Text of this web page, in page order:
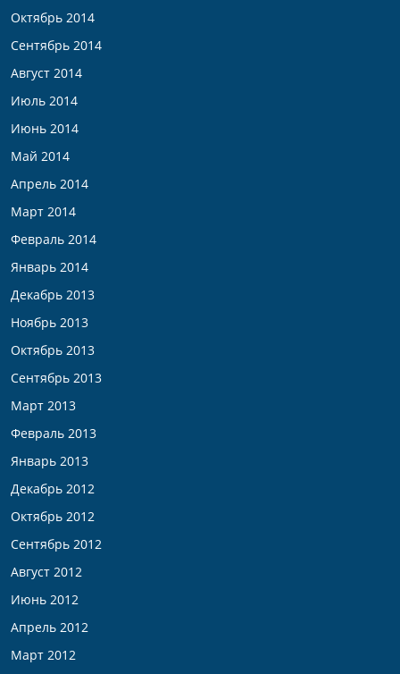
Октябрь 2014
Сентябрь 2014
Август 2014
Июль 2014
Июнь 2014
Май 2014
Апрель 2014
Март 2014
Февраль 2014
Январь 2014
Декабрь 2013
Ноябрь 2013
Октябрь 2013
Сентябрь 2013
Март 2013
Февраль 2013
Январь 2013
Декабрь 2012
Октябрь 2012
Сентябрь 2012
Август 2012
Июнь 2012
Апрель 2012
Март 2012